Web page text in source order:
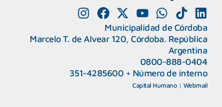
Municipalidad de Córdoba
Marcelo T. de Alvear 120, Córdoba. República
Argentina
0800-888-0404
351-4285600 + Número de interno
Capital Humano | Webmail
CAPeM – Centro de Atención a Personas Migrantes y Refugiadas.